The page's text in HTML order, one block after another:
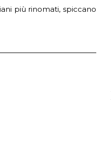
più rinomati, spiccano